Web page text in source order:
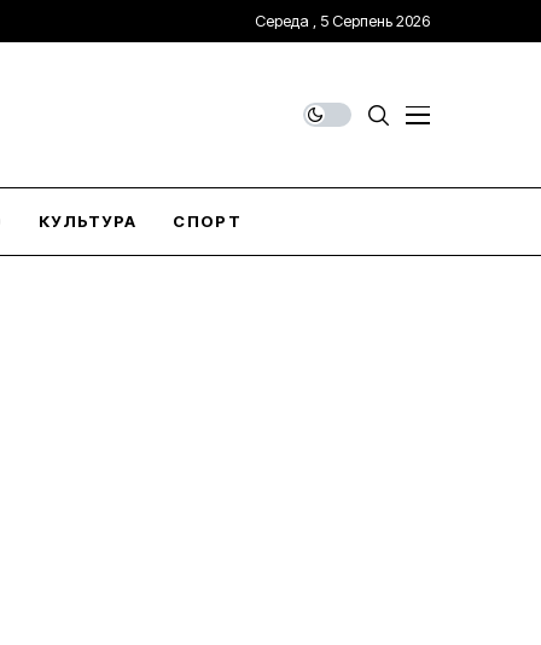
Середа , 5 Серпень 2026
КУЛЬТУРА СПОРТ